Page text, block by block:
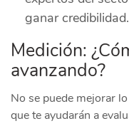
ganar credibilidad.
Medición:
avanzando?
No se puede mejorar
que te ayudarán a